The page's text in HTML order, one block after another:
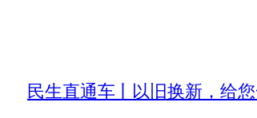
民生直通车丨以旧换新，给